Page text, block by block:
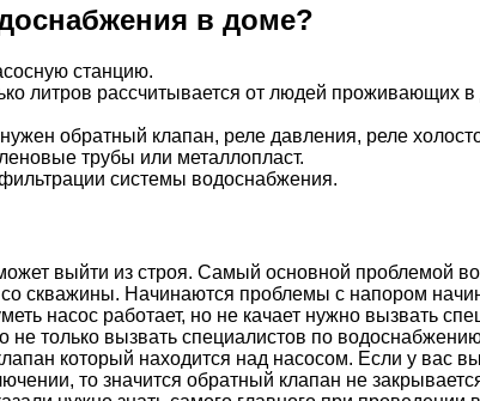
в доме?
станцию.
литров рассчитывается от людей проживающих
обратный клапан, реле давления, реле
трубы или металлопласт.
системы водоснабжения.
выйти из строя. Самый основной проблемой
скважины. Начинаются проблемы с напором
насос работает, но не качает нужно вызвать
только вызвать специалистов по
который находится над насосом. Если у вас
то значится обратный клапан не